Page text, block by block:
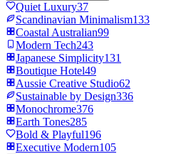
Quiet Luxury37
Scandinavian Minimalism133
Coastal Australian99
Modern Tech243
Japanese Simplicity131
Boutique Hotel49
Aussie Creative Studio62
Sustainable by Design336
Monochrome376
Earth Tones285
Bold & Playful196
Executive Modern105